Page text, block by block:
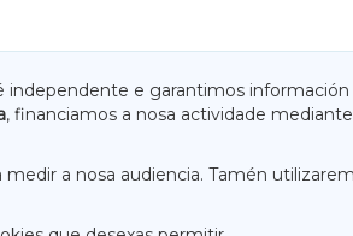
e garantimos información
, financiamos a nosa actividade
medir a nosa audiencia. Tamén